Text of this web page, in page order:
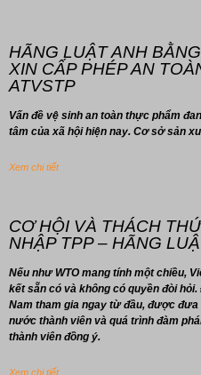
HÃNG LUẬT ANH
XIN CẤP PHÉP AN
ATVSTP
Vấn đề vệ sinh an toàn thực phẩm
tâm của xã hội hiện nay. Cơ sở sản
Xem chi tiết
CƠ HỘI VÀ THÁCH
NHẬP TPP – HÃNG
Nếu như WTO mang tính một chiều,
kết sẵn có và không có quyền đòi
Nam tham gia ngay từ đầu, được
nước thành viên và quá trình đàm
thành viên đồng ý.
Xem chi tiết